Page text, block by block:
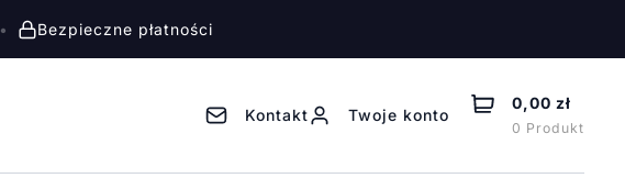
• Bezpieczne płatności
Kontakt Twoje konto
0,00 zł
0 Produkt